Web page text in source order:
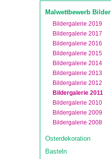
Malwettbewerb Bilder
Bildergalerie 2019
Bildergalerie 2017
Bildergalerie 2016
Bildergalerie 2015
Bildergalerie 2014
Bildergalerie 2013
Bildergalerie 2012
Bildergalerie 2011
Bildergalerie 2010
Bildergalerie 2009
Bildergalerie 2008
Osterdekoration
Basteln